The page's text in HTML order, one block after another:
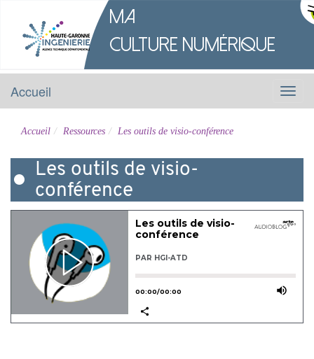
Ma
Culture Numérique
Menu
Accueil
Accueil Ressources Les outils de visio-conférence
Les outils de visio-
conférence